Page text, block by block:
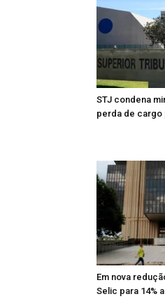
STJ condena
perda de cargo
Em nova
Selic para 14%